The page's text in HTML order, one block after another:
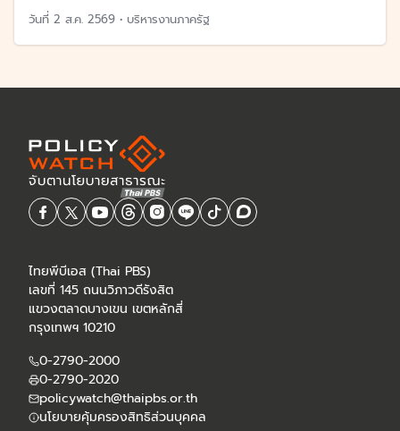
วันที่ 2 ส.ค. 2569 • บริหารงานภาครัฐ
ไทยพีบีเอส (Thai PBS)
เลขที่ 145 ถนนวิภาวดีรังสิต
แขวงตลาดบางเขน เขตหลักสี่
กรุงเทพฯ 10210
0-2790-2000
0-2790-2020
policywatch@thaipbs.or.th
นโยบายคุ้มครองสิทธิส่วนบุคคล